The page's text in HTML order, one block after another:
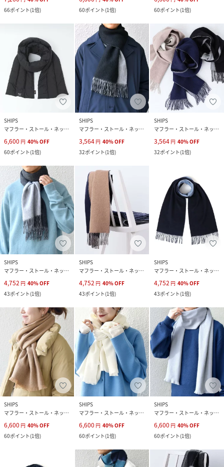
66ポイント(1倍)
60ポイント(1倍)
60ポイント(1倍)
SHIPS
マフラー・ストール・ネックウォーマー
6,600 円 40%OFF
60ポイント(1倍)
SHIPS
マフラー・ストール・ネックウォーマー
3,564 円 40%OFF
32ポイント(1倍)
SHIPS
マフラー・ストール・ネックウォーマー
3,564 円 40%OFF
32ポイント(1倍)
SHIPS
マフラー・ストール・ネックウォーマー
4,752 円 40%OFF
43ポイント(1倍)
SHIPS
マフラー・ストール・ネックウォーマー
4,752 円 40%OFF
43ポイント(1倍)
SHIPS
マフラー・ストール・ネックウォーマー
4,752 円 40%OFF
43ポイント(1倍)
SHIPS
マフラー・ストール・ネックウォーマー
6,600 円 40%OFF
60ポイント(1倍)
SHIPS
マフラー・ストール・ネックウォーマー
6,600 円 40%OFF
60ポイント(1倍)
SHIPS
マフラー・ストール・ネックウォーマー
6,600 円 40%OFF
60ポイント(1倍)